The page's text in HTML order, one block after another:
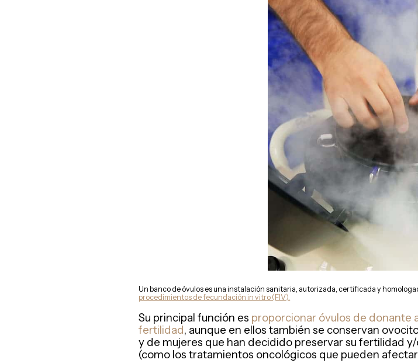
Un banco de óvulos es una instalación sanitaria, autorizada, certificada y
procedimientos de fecundación in vitro (FIV).
Su principal función es proporcionar óvulos de donante
fertilidad, aunque en ellos también se conservan
y de mujeres que han decidido preservar su fertilidad
(como los tratamientos oncológicos que pueden